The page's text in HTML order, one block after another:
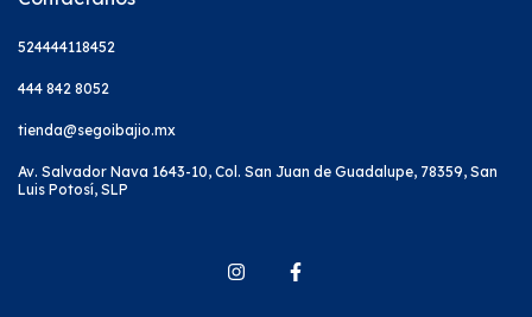
524444118452
444 842 8052
tienda@segoibajio.mx
Av. Salvador Nava 1643-10, Col. San Juan de Guadalupe, 78359, San
Luis Potosí, SLP